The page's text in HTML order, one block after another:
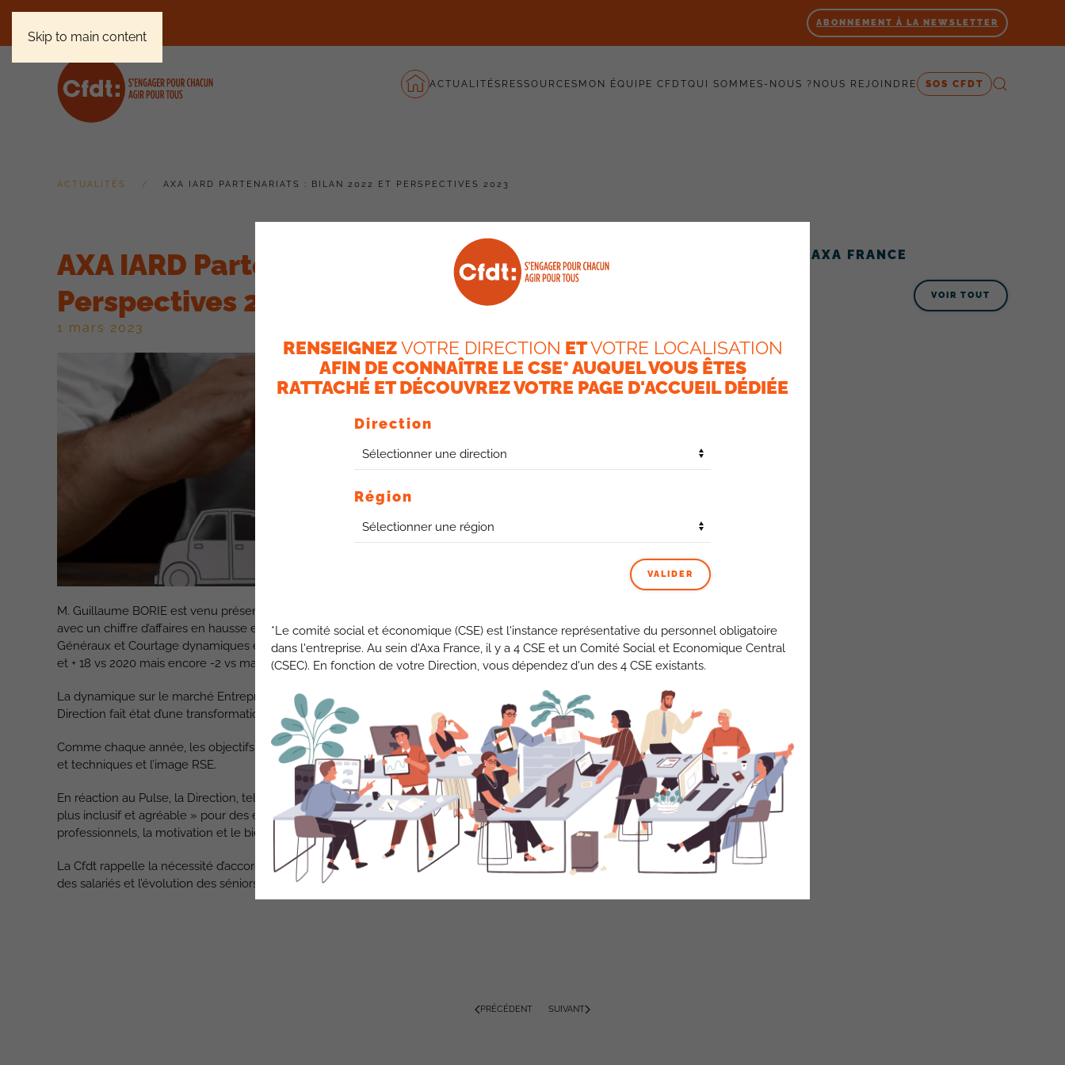
Skip to main content
ABONNEMENT À LA NEWSLETTER
ACTUALITÉS RESSOURCES MON ÉQUIPE CFDTQUI SOMMES-NOUS ? NOUS REJOINDRE SOS CFDT
ACTUALITÉS AXA IARD PARTENARIATS : BILAN 2022 ET PERSPECTIVES 2023
AXA IARD Partenariats : Bilan 2022 et
Perspectives 2023
1 mars 2023
M. Guillaume BORIE est venu présenter un bilan 2022 positif en IARD Particuliers Professionnels et Entreprises
avec un chiffre d’affaires en hausse et pour le PP un apport net positif en Auto et MRH, des réseaux Agents
Généraux et Courtage dynamiques et un NPS IARD (enfin ! dixit la Direction) à la moyenne du marché (+ 8 vs 2021
et + 18 vs 2020 mais encore -2 vs marché).
La dynamique sur le marché Entreprises pour les Agents est un point de développement fort et doit le rester. La
Direction fait état d’une transformation profonde grâce à AXion…
Comme chaque année, les objectifs restent focalisés sur le service client, la maîtrise des résultats commerciaux
et techniques et l’image RSE.
En réaction au Pulse, la Direction, telle une prière, souhaite une « vie plus simple, un environnement de travail
plus inclusif et agréable » pour des équipes engagées et ce à travers 3 items : le développement et l’évolution
professionnels, la motivation et le bien-être au travail, la simplicité et l’exemplarité de l’entreprise.
La Cfdt rappelle la nécessité d’accorder le temps à la formation et de s’engager réellement sur la reconnaissance
des salariés et l’évolution des séniors.
ACTUALITÉS AXA FRANCE
VOIR TOUT
PRÉCÉDENT SUIVANT
RENSEIGNEZVOTRE DIRECTION ETVOTRE LOCALISATION
AFIN DE CONNAÎTRE LE CSE* AUQUEL VOUS ÊTES
RATTACHÉ ET DÉCOUVREZ VOTRE PAGE D'ACCUEIL DÉDIÉE
Direction
Région
VALIDER
*Le comité social et économique (CSE) est l'instance représentative du personnel obligatoire
dans l'entreprise. Au sein d'Axa France, il y a 4 CSE et un Comité Social et Economique Central
(CSEC). En fonction de votre Direction, vous dépendez d'un des 4 CSE existants.